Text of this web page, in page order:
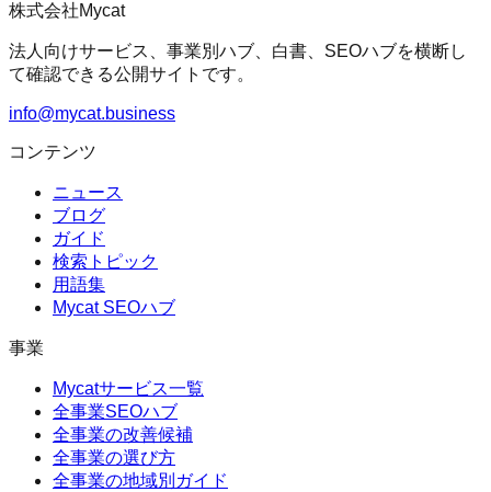
株式会社Mycat
法人向けサービス、事業別ハブ、白書、SEOハブを横断し
て確認できる公開サイトです。
info@mycat.business
コンテンツ
ニュース
ブログ
ガイド
検索トピック
用語集
Mycat SEOハブ
事業
Mycatサービス一覧
全事業SEOハブ
全事業の改善候補
全事業の選び方
全事業の地域別ガイド